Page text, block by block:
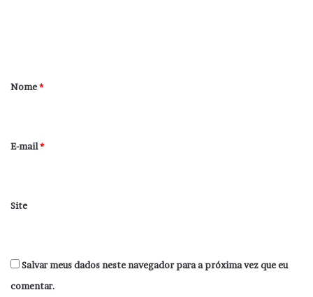
r
*
Nome*
E-mail*
Site
Salvar meus dados neste navegador para a próxima vez que eu
comentar.